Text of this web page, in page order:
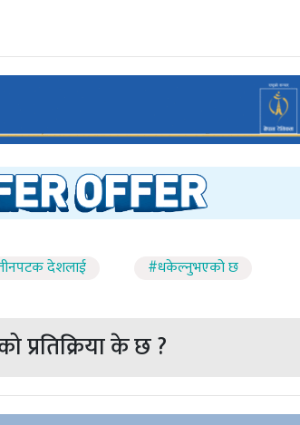
देशलाई
#धकेल्नुभएको छ
प्रतिक्रिया के छ ?